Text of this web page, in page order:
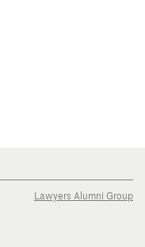
Lawyers Alumni Group